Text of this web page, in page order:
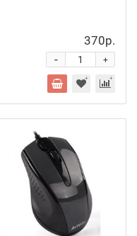
370р.
+
-